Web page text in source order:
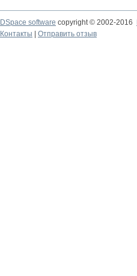
DSpace software copyright © 2002-2016
Контакты
Отправить отзыв